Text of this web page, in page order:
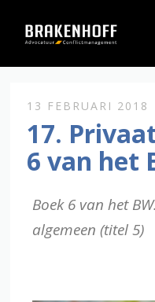
13 FEBRUARI 2018
17.
6 van het
Boek 6 van het
algemeen (titel 5)